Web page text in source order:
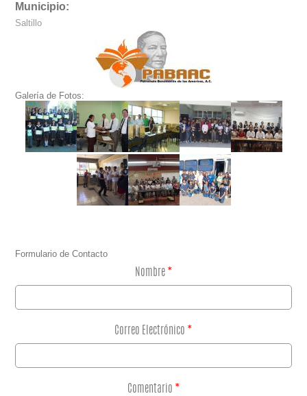
Municipio:
Saltillo
Galería de Fotos:
Formulario de Contacto
Nombre *
Correo Electrónico *
Comentario *